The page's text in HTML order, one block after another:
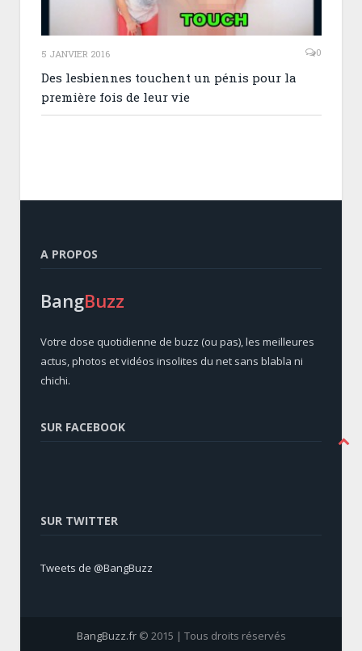
5 JANVIER 2016 0
Des lesbiennes touchent un pénis pour la
première fois de leur vie
A PROPOS
BangBuzz
Votre dose quotidienne de buzz (ou pas), les meilleures
actus, photos et vidéos insolites du net sans blabla ni
chichi.
SUR FACEBOOK
SUR TWITTER
Tweets de @BangBuzz
BangBuzz.fr© 2015 | Tous droits réservés